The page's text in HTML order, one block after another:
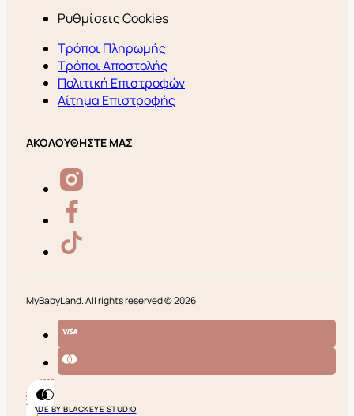
Ρυθμίσεις Cookies
Τρόποι Πληρωμής
Τρόποι Αποστολής
Πολιτική Επιστροφών
Αίτημα Επιστροφής
ΑΚΟΛΟΥΘΗΣΤΕ ΜΑΣ
MyBabyLand. All rights reserved © 2026
MADE BY BLACKEYE STUDIO